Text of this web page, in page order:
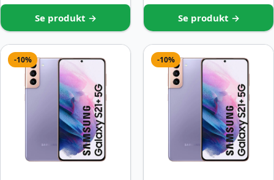
Se produkt → Se produkt →
-10% -10%